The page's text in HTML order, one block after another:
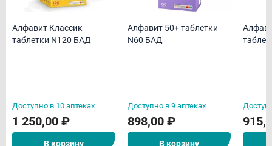
Алфавит Классик
таблетки N120 БАД
Доступно в 10 аптеках
1 250,00 ₽
В корзину
Алфавит 50+ таблетки
N60 БАД
Доступно в 9 аптеках
898,00 ₽
В корзину